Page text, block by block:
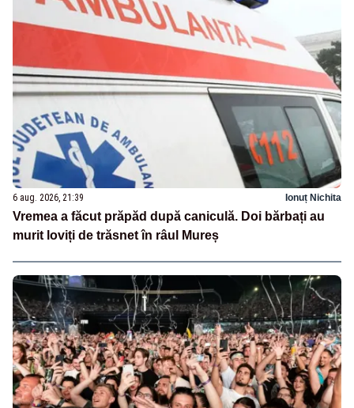
6 aug. 2026, 21:39 Ionuț Nichita
Vremea a făcut prăpăd după caniculă. Doi bărbați au
murit loviți de trăsnet în râul Mureș